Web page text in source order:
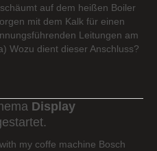
auf dem heißen Boiler
mit dem Kalk für einen
Leitungen am
Wozu dient dieser Anschluss?
Display
my coffe machine Bosch